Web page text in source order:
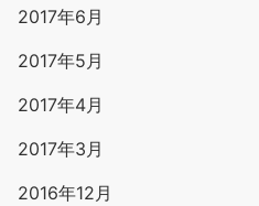
2017年6月
2017年5月
2017年4月
2017年3月
2016年12月